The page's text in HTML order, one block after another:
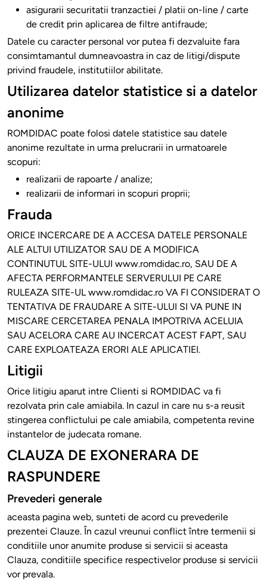
asigurarii securitatii tranzactiei / platii on-line / carte
de credit prin aplicarea de filtre antifraude;
Datele cu caracter personal vor putea fi dezvaluite fara
consimtamantul dumneavoastra in caz de litigi/dispute
privind fraudele, institutiilor abilitate.
Utilizarea datelor statistice si a datelor
anonime
ROMDIDAC poate folosi datele statistice sau datele
anonime rezultate in urma prelucrarii in urmatoarele
scopuri:
realizarii de rapoarte / analize;
realizarii de informari in scopuri proprii;
Frauda
ORICE INCERCARE DE A ACCESA DATELE PERSONALE
ALE ALTUI UTILIZATOR SAU DE A MODIFICA
CONTINUTUL SITE-ULUI www.romdidac.ro, SAU DE A
AFECTA PERFORMANTELE SERVERULUI PE CARE
RULEAZA SITE-UL www.romdidac.ro VA FI CONSIDERAT O
TENTATIVA DE FRAUDARE A SITE-ULUI SI VA PUNE IN
MISCARE CERCETAREA PENALA IMPOTRIVA ACELUIA
SAU ACELORA CARE AU INCERCAT ACEST FAPT, SAU
CARE EXPLOATEAZA ERORI ALE APLICATIEI.
Litigii
Orice litigiu aparut intre Clienti si ROMDIDAC va fi
rezolvata prin cale amiabila. In cazul in care nu s-a reusit
stingerea conflictului pe cale amiabila, competenta revine
instantelor de judecata romane.
CLAUZA DE EXONERARA DE
RASPUNDERE
Prevederi generale
aceasta pagina web, sunteti de acord cu prevederile
prezentei Clauze. În cazul vreunui conflict între termenii si
conditiile unor anumite produse si servicii si aceasta
Clauza, conditiile specifice respectivelor produse si servicii
vor prevala.